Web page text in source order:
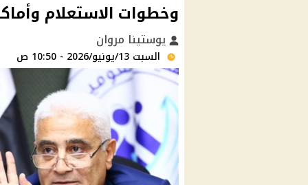
وخطوات الاستعلام
يوستينا مروان
السبت 13/يونيو/2026 - 10:50 ص